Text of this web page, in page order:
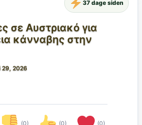
σε Αυστριακό για
κάνναβης στην
29, 2026
(0) (0) (0)
37 dage siden